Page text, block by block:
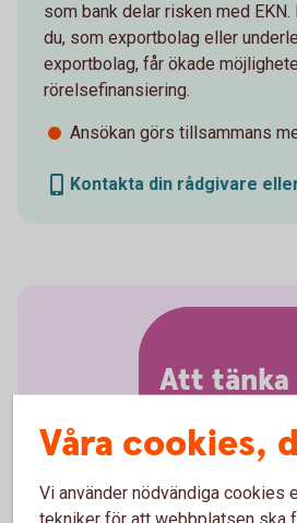
som bank delar risken med
du, som exportbolag eller
exportbolag, får ökade
rörelsefinansiering.
Ansökan görs tillsammans
Kontakta din rådgivare
Att tänka
Våra cookies,
Vi använder nödvändiga cookies
tekniker för att webbplatsen ska